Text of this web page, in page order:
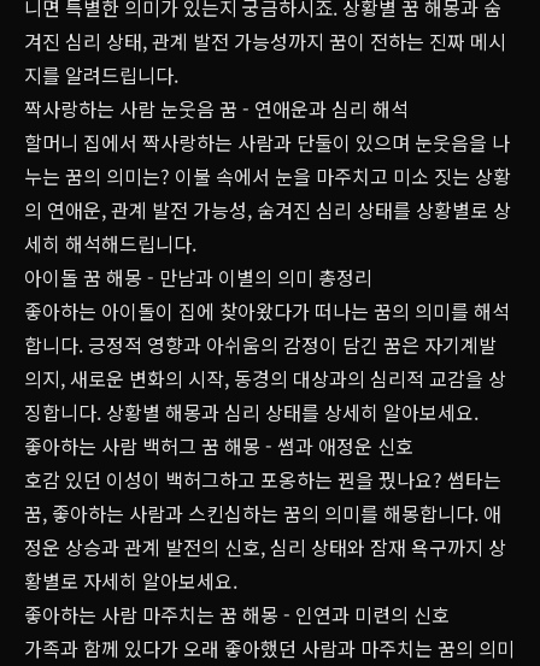
니면 특별한 의미가 있는지 궁금하시죠. 상황별 꿈 해몽과 숨
겨진 심리 상태, 관계 발전 가능성까지 꿈이 전하는 진짜 메시
지를 알려드립니다.
짝사랑하는 사람 눈웃음 꿈 - 연애운과 심리 해석
할머니 집에서 짝사랑하는 사람과 단둘이 있으며 눈웃음을 나
누는 꿈의 의미는? 이불 속에서 눈을 마주치고 미소 짓는 상황
의 연애운, 관계 발전 가능성, 숨겨진 심리 상태를 상황별로 상
세히 해석해드립니다.
아이돌 꿈 해몽 - 만남과 이별의 의미 총정리
좋아하는 아이돌이 집에 찾아왔다가 떠나는 꿈의 의미를 해석
합니다. 긍정적 영향과 아쉬움의 감정이 담긴 꿈은 자기계발
의지, 새로운 변화의 시작, 동경의 대상과의 심리적 교감을 상
징합니다. 상황별 해몽과 심리 상태를 상세히 알아보세요.
좋아하는 사람 백허그 꿈 해몽 - 썸과 애정운 신호
호감 있던 이성이 백허그하고 포옹하는 꿘을 꿨나요? 썸타는
꿈, 좋아하는 사람과 스킨십하는 꿈의 의미를 해몽합니다. 애
정운 상승과 관계 발전의 신호, 심리 상태와 잠재 욕구까지 상
황별로 자세히 알아보세요.
좋아하는 사람 마주치는 꿈 해몽 - 인연과 미련의 신호
가족과 함께 있다가 오래 좋아했던 사람과 마주치는 꿈의 의미